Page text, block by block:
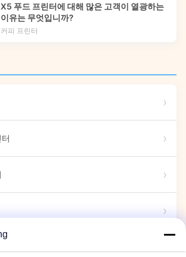
X5 푸드 프린터에 대해 많은 고객이 열광하는
이유는 무엇입니까?
커피 프린터